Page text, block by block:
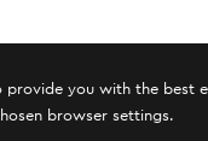
provide you with the best
browser settings.